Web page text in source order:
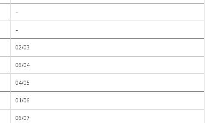
–
–
02/03
06/04
04/05
01/06
06/07